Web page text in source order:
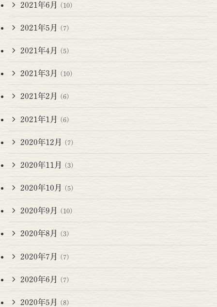
2021年6月 (10)
2021年5月 (7)
2021年4月 (5)
2021年3月 (10)
2021年2月 (6)
2021年1月 (6)
2020年12月 (7)
2020年11月 (3)
2020年10月 (5)
2020年9月 (10)
2020年8月 (3)
2020年7月 (7)
2020年6月 (7)
2020年5月 (8)